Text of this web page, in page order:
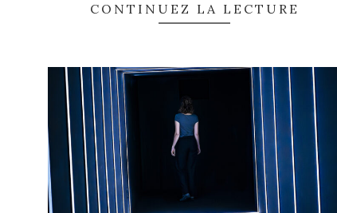
CONTINUEZ LA LECTURE